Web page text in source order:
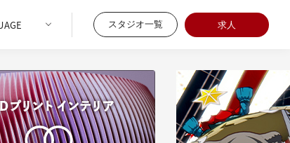
スタジオ一覧 求人